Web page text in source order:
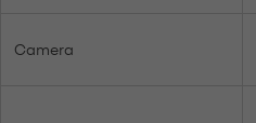
Camera